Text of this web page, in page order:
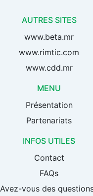
AUTRES SITES
www.beta.mr
www.rimtic.com
www.cdd.mr
MENU
Présentation
Partenariats
INFOS UTILES
Contact
FAQs
Avez-vous des